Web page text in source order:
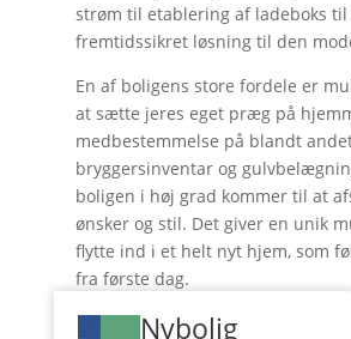
strøm til etablering af ladeboks til
fremtidssikret løsning til den
En af boligens store fordele er
at sætte jeres eget præg på
medbestemmelse på blandt
bryggersinventar og
boligen i høj grad kommer til at
ønsker og stil. Det giver en unik
flytte ind i et helt nyt hjem, som
fra første dag.
Udearealerne anlægges og er klar
Nybolig